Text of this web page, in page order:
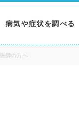
病気や症状を調べる
病気を調べる
医師の方へ